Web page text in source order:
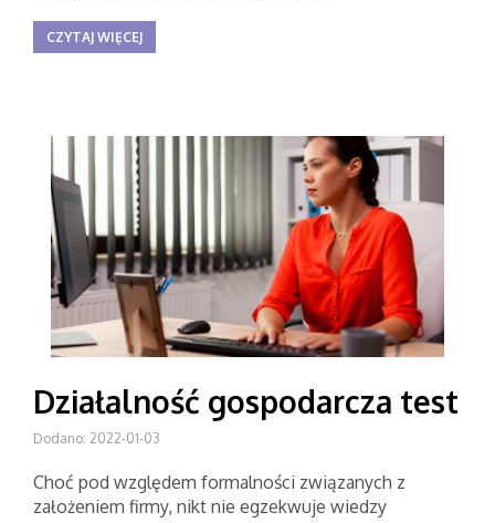
CZYTAJ WIĘCEJ
Działalność gospodarcza test
Dodano: 2022-01-03
Choć pod względem formalności związanych z
założeniem firmy, nikt nie egzekwuje wiedzy